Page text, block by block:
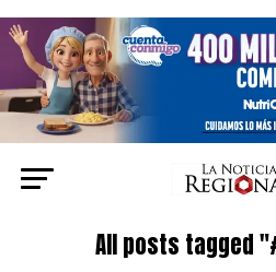
All posts tagged